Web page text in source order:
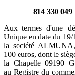
814 330
Aux termes d'une
Unique en date du 19/
la société
100 euros, dont le
la Chapelle 09190
au Registre du